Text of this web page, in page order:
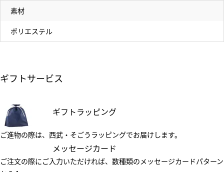
素材
ポリエステル
ギフトサービス
ギフトラッピング
ご進物の際は、西武・そごうラッピングでお届けします。
メッセージカード
ご注文の際にご入力いただければ、数種類のメッセージカードパターン